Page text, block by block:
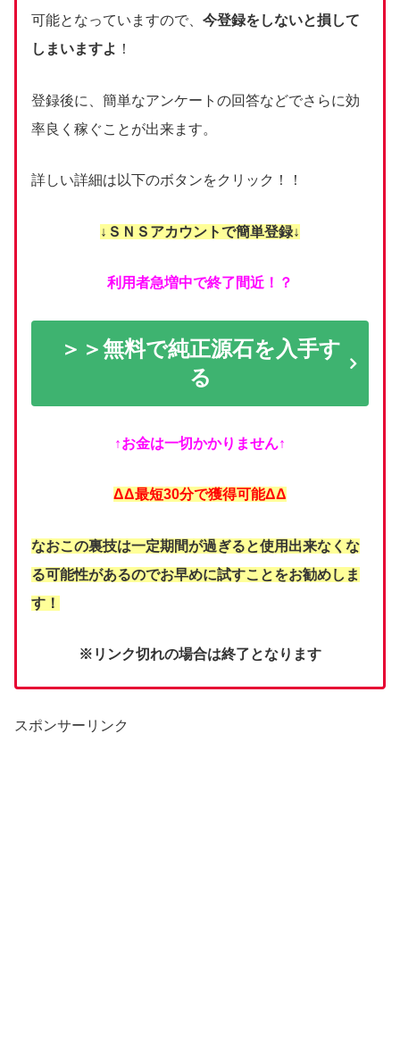
可能となっていますので、 今登録をしないと損して
しまいますよ ！
登録後に、簡単なアンケートの回答などでさらに効
率良く稼ぐことが出来ます。
詳しい詳細は以下のボタンをクリック！！
↓ＳＮＳアカウントで簡単登録↓
利用者急増中で終了間近！？
＞＞無料で純正源石を入手す
る
↑お金は一切かかりません↑
ΔΔ最短30分で獲得可能ΔΔ
なおこの裏技は一定期間が過ぎると使用出来なくな
る可能性があるのでお早めに試すことをお勧めしま
す！
※リンク切れの場合は終了となります
スポンサーリンク